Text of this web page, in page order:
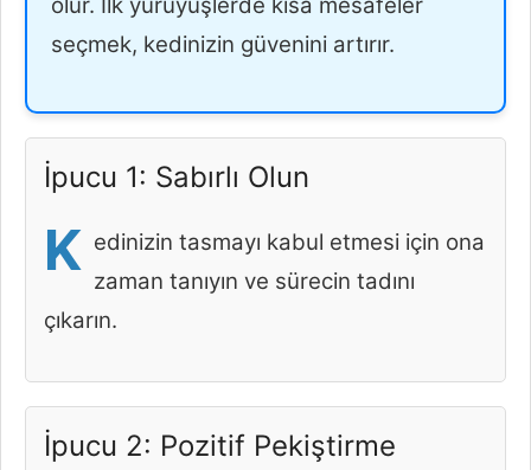
olur. İlk yürüyüşlerde kısa mesafeler
seçmek, kedinizin güvenini artırır.
İpucu 1: Sabırlı Olun
K edinizin tasmayı kabul etmesi için ona
zaman tanıyın ve sürecin tadını
çıkarın.
İpucu 2: Pozitif Pekiştirme